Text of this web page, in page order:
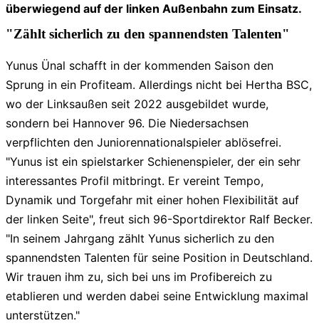
überwiegend auf der linken Außenbahn zum Einsatz.
"Zählt sicherlich zu den spannendsten Talenten"
Yunus Ünal schafft in der kommenden Saison den
Sprung in ein Profiteam. Allerdings nicht bei Hertha BSC,
wo der Linksaußen seit 2022 ausgebildet wurde,
sondern bei Hannover 96. Die Niedersachsen
verpflichten den Juniorennationalspieler ablösefrei.
"Yunus ist ein spielstarker Schienenspieler, der ein sehr
interessantes Profil mitbringt. Er vereint Tempo,
Dynamik und Torgefahr mit einer hohen Flexibilität auf
der linken Seite", freut sich 96-Sportdirektor Ralf Becker.
"In seinem Jahrgang zählt Yunus sicherlich zu den
spannendsten Talenten für seine Position in Deutschland.
Wir trauen ihm zu, sich bei uns im Profibereich zu
etablieren und werden dabei seine Entwicklung maximal
unterstützen."